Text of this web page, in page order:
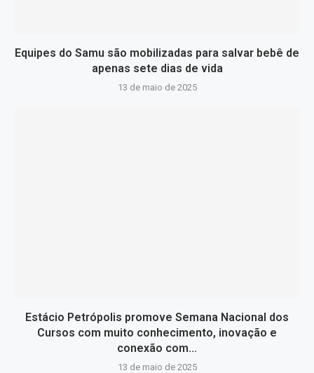
Equipes do Samu são mobilizadas para salvar bebê de
apenas sete dias de vida
13 de maio de 2025
Estácio Petrópolis promove Semana Nacional dos
Cursos com muito conhecimento, inovação e
conexão com...
13 de maio de 2025